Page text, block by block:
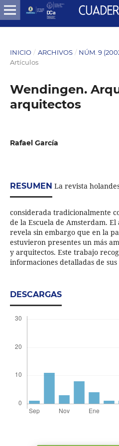
INICIO / ARCHIVOS / NÚM. 9
Artículos
Wendingen.
arquitectos
Rafael García
RESUMEN La revista
considerada tradicionalmente
de la Escuela de Amsterdam.
revela sin embargo que en la
estuvieron presentes un más
y arquitectos. Este trabajo
informaciones detalladas de sus
DESCARGAS